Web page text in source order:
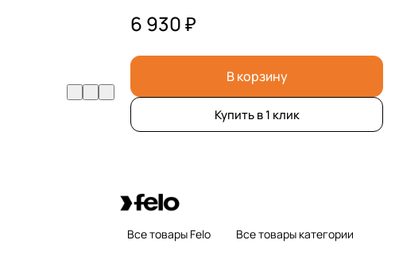
6 930 ₽
В корзину
Купить в 1 клик
Все товары Felo Все товары категории